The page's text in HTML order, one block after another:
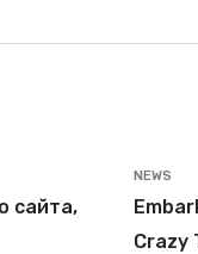
сайта,
NEWS
Crazy